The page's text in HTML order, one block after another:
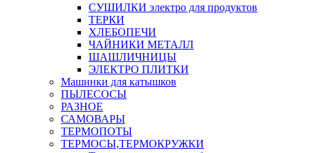
СУШИЛКИ электро для продуктов
ТЕРКИ
ХЛЕБОПЕЧИ
ЧАЙНИКИ МЕТАЛЛ
ШАШЛИЧНИЦЫ
ЭЛЕКТРО ПЛИТКИ
Машинки для катышков
ПЫЛЕСОСЫ
РАЗНОЕ
САМОВАРЫ
ТЕРМОПОТЫ
ТЕРМОСЫ,ТЕРМОКРУЖКИ